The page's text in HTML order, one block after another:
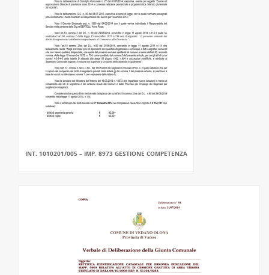
INT. 1010201/005 – IMP. 8973 GESTIONE COMPETENZA